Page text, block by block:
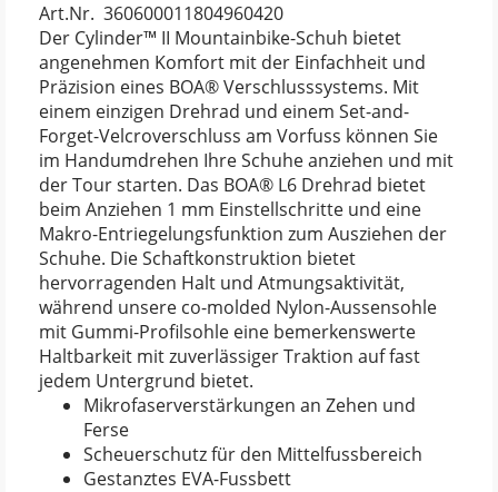
Art.Nr. 360600011804960420
Der Cylinder™ II Mountainbike-Schuh bietet
angenehmen Komfort mit der Einfachheit und
Präzision eines BOA® Verschlusssystems. Mit
einem einzigen Drehrad und einem Set-and-
Forget-Velcroverschluss am Vorfuss können Sie
im Handumdrehen Ihre Schuhe anziehen und mit
der Tour starten. Das BOA® L6 Drehrad bietet
beim Anziehen 1 mm Einstellschritte und eine
Makro-Entriegelungsfunktion zum Ausziehen der
Schuhe. Die Schaftkonstruktion bietet
hervorragenden Halt und Atmungsaktivität,
während unsere co-molded Nylon-Aussensohle
mit Gummi-Profilsohle eine bemerkenswerte
Haltbarkeit mit zuverlässiger Traktion auf fast
jedem Untergrund bietet.
Mikrofaserverstärkungen an Zehen und
Ferse
Scheuerschutz für den Mittelfussbereich
Gestanztes EVA-Fussbett